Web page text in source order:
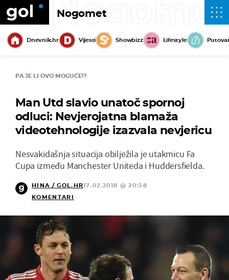
Nogomet
Dnevnik.hr Vijesti Showbizz Lifestyle
PA JE LI OVO MOGUĆE!?
Man Utd slavio unatoč spornoj
odluci: Nevjerojatna blamaža
videotehnologije izazvala nevjericu
Nesvakidašnja situacija obilježila je utakmicu Fa
Cupa između Manchester Uniteda i Huddersfielda.
HINA / GOL.HR17.02.2018 @ 20:58
KOMENTARI